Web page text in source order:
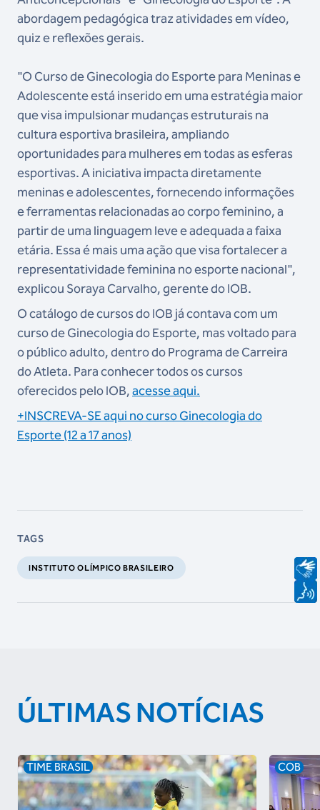
abordagem pedagógica traz atividades em vídeo,
quiz e reflexões gerais.
"O Curso de Ginecologia do Esporte para Meninas e
Adolescente está inserido em uma estratégia maior
que visa impulsionar mudanças estruturais na
cultura esportiva brasileira, ampliando
oportunidades para mulheres em todas as esferas
esportivas. A iniciativa impacta diretamente
meninas e adolescentes, fornecendo informações
e ferramentas relacionadas ao corpo feminino, a
partir de uma linguagem leve e adequada a faixa
etária. Essa é mais uma ação que visa fortalecer a
representatividade feminina no esporte nacional",
explicou Soraya Carvalho, gerente do IOB.
O catálogo de cursos do IOB já contava com um
curso de Ginecologia do Esporte, mas voltado para
o público adulto, dentro do Programa de Carreira
do Atleta. Para conhecer todos os cursos
oferecidos pelo IOB,acesse aqui.
+INSCREVA-SE aqui no curso Ginecologia do
Esporte (12 a 17 anos)
TAGS
INSTITUTO OLÍMPICO BRASILEIRO
ÚLTIMAS NOTÍCIAS
TIME BRASIL COB